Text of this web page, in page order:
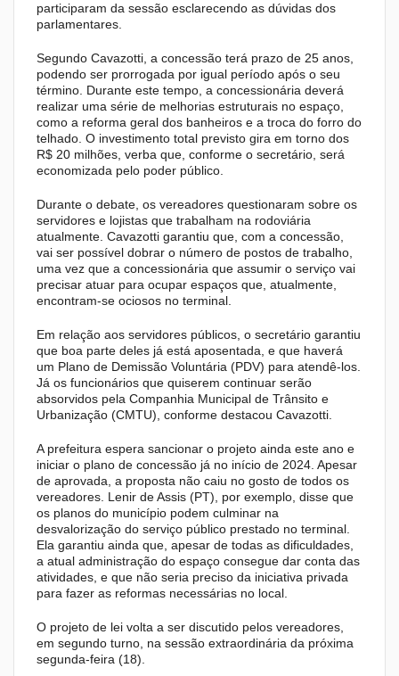
participaram da sessão esclarecendo as dúvidas dos
parlamentares.
Segundo Cavazotti, a concessão terá prazo de 25 anos,
podendo ser prorrogada por igual período após o seu
término. Durante este tempo, a concessionária deverá
realizar uma série de melhorias estruturais no espaço,
como a reforma geral dos banheiros e a troca do forro do
telhado. O investimento total previsto gira em torno dos
R$ 20 milhões, verba que, conforme o secretário, será
economizada pelo poder público.
Durante o debate, os vereadores questionaram sobre os
servidores e lojistas que trabalham na rodoviária
atualmente. Cavazotti garantiu que, com a concessão,
vai ser possível dobrar o número de postos de trabalho,
uma vez que a concessionária que assumir o serviço vai
precisar atuar para ocupar espaços que, atualmente,
encontram-se ociosos no terminal.
Em relação aos servidores públicos, o secretário garantiu
que boa parte deles já está aposentada, e que haverá
um Plano de Demissão Voluntária (PDV) para atendê-los.
Já os funcionários que quiserem continuar serão
absorvidos pela Companhia Municipal de Trânsito e
Urbanização (CMTU), conforme destacou Cavazotti.
A prefeitura espera sancionar o projeto ainda este ano e
iniciar o plano de concessão já no início de 2024. Apesar
de aprovada, a proposta não caiu no gosto de todos os
vereadores. Lenir de Assis (PT), por exemplo, disse que
os planos do município podem culminar na
desvalorização do serviço público prestado no terminal.
Ela garantiu ainda que, apesar de todas as dificuldades,
a atual administração do espaço consegue dar conta das
atividades, e que não seria preciso da iniciativa privada
para fazer as reformas necessárias no local.
O projeto de lei volta a ser discutido pelos vereadores,
em segundo turno, na sessão extraordinária da próxima
segunda-feira (18).